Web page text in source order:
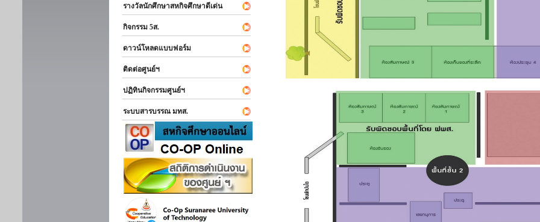
รางวัลนักศึกษาสหกิจศึกษาดีเด่น
กิจกรรม 5ส.
ดาวน์โหลดแบบฟอร์ม
ติดต่อศูนย์ฯ
ปฏิทินกิจกรรมศูนย์ฯ
ระบบสารบรรณ มทส.